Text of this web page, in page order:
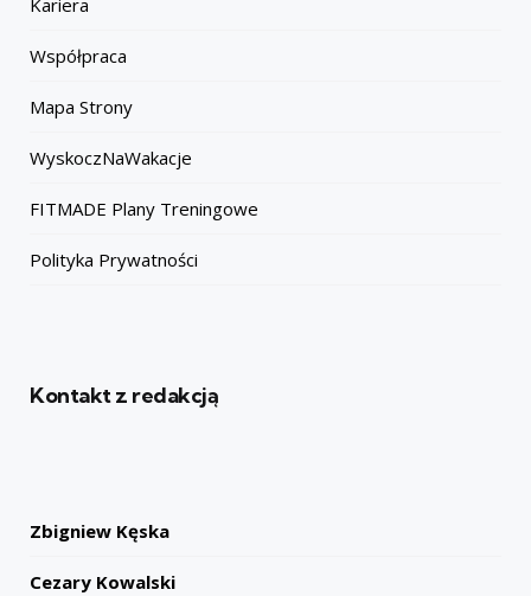
Współpraca
Mapa Strony
WyskoczNaWakacje
FITMADE Plany Treningowe
Polityka Prywatności
Kontakt z redakcją
Zbigniew Kęska
Cezary Kowalski